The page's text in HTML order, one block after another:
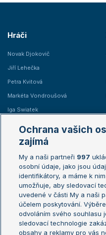
Hráči
Novak Djokovič
Jiří Lehečka
Petra Kvitová
Markéta Vondroušová
Iga Swiatek
Žebříčky
Žebříček ATP (muži)
Žebříček WTA (ženy)
Sázkařský žebříček
Ochrana vašich
zajímá
My a naši partneři 997
osobní údaje, jako jsou
identifikátory, a máme k
umožňuje, aby sledovací
uvedené v části My a naši
účelem poskytování.
odvoláním svého souhlasu
sledovací technologie
obsahy a reklamy pro vás